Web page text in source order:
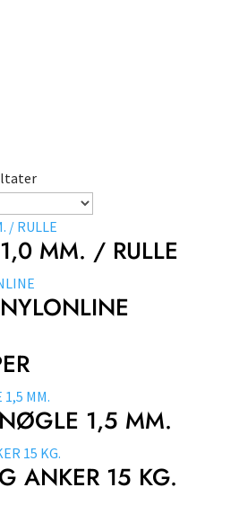
MM. / RULLE
1,5 MM.
ANKER 15 KG.